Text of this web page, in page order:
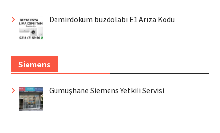
Demirdöküm buzdolabı E1 Arıza Kodu
Siemens
Gümüşhane Siemens Yetkili Servisi